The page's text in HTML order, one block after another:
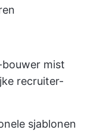
mist
recruiter-
sjablonen